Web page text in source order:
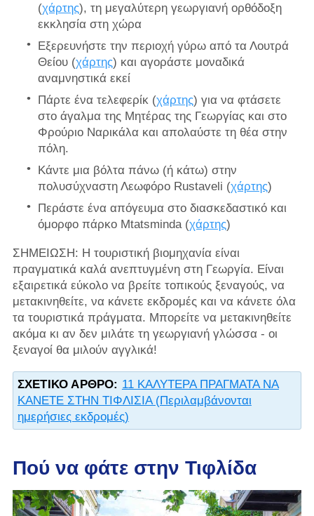
(χάρτης), τη μεγαλύτερη γεωργιανή ορθόδοξη
εκκλησία στη χώρα
Εξερευνήστε την περιοχή γύρω από τα Λουτρά
Θείου (χάρτης) και αγοράστε μοναδικά
αναμνηστικά εκεί
Πάρτε ένα τελεφερίκ (χάρτης) για να φτάσετε
στο άγαλμα της Μητέρας της Γεωργίας και στο
Φρούριο Ναρικάλα και απολαύστε τη θέα στην
πόλη.
Κάντε μια βόλτα πάνω (ή κάτω) στην
πολυσύχναστη Λεωφόρο Rustaveli (χάρτης)
Περάστε ένα απόγευμα στο διασκεδαστικό και
όμορφο πάρκο Mtatsminda (χάρτης)
ΣΗΜΕΙΩΣΗ: Η τουριστική βιομηχανία είναι
πραγματικά καλά ανεπτυγμένη στη Γεωργία. Είναι
εξαιρετικά εύκολο να βρείτε τοπικούς ξεναγούς, να
μετακινηθείτε, να κάνετε εκδρομές και να κάνετε όλα
τα τουριστικά πράγματα. Μπορείτε να μετακινηθείτε
ακόμα κι αν δεν μιλάτε τη γεωργιανή γλώσσα - οι
ξεναγοί θα μιλούν αγγλικά!
ΣΧΕΤΙΚΌ ΆΡΘΡΟ: 11 ΚΑΛΥΤΕΡΑ ΠΡΑΓΜΑΤΑ ΝΑ
ΚΑΝΕΤΕ ΣΤΗΝ ΤΙΦΛΙΣΙΑ (Περιλαμβάνονται
ημερήσιες εκδρομές)
Πού να φάτε στην Τιφλίδα